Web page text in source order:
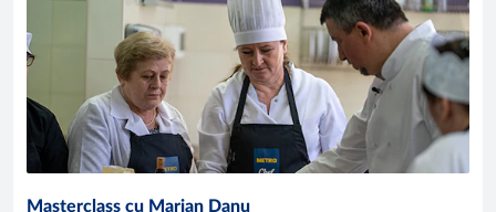
Masterclass cu Marian Danu